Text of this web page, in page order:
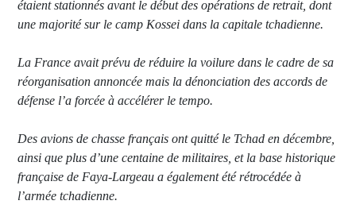
étaient stationnés avant le début des opérations de retrait, dont
une majorité sur le camp Kossei dans la capitale tchadienne.
La France avait prévu de réduire la voilure dans le cadre de sa
réorganisation annoncée mais la dénonciation des accords de
défense l’a forcée à accélérer le tempo.
Des avions de chasse français ont quitté le Tchad en décembre,
ainsi que plus d’une centaine de militaires, et la base historique
française de Faya-Largeau a également été rétrocédée à
l’armée tchadienne.